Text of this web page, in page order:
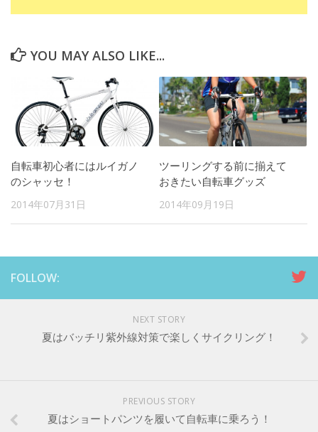
YOU MAY ALSO LIKE...
自転車初心者にはルイガノ
のシャッセ！
2014年07月31日
ツーリングする前に揃えて
おきたい自転車グッズ
2014年09月19日
FOLLOW:
NEXT STORY
夏はバッチリ紫外線対策で楽しくサイクリング！
PREVIOUS STORY
夏はショートパンツを履いて自転車に乗ろう！